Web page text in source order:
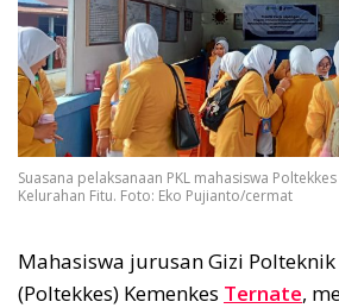
Suasana pelaksanaan PKL mahasiswa
Kelurahan Fitu. Foto: Eko Pujianto/cermat
Mahasiswa jurusan Gizi Polteknik
(Poltekkes) Kemenkes Ternate,